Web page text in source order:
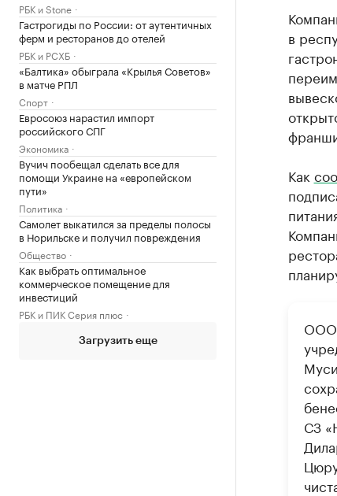
РБК и Stone
Гастрогиды по России: от аутентичных
ферм и ресторанов до отелей
РБК и РСХБ
«Балтика» обыграла «Крылья Советов»
в матче РПЛ
Спорт
Евросоюз нарастил импорт
российского СПГ
Экономика
Вучич пообещал сделать все для
помощи Украине на «европейском
пути»
Политика
Самолет выкатился за пределы полосы
в Норильске и получил повреждения
Общество
Как выбрать оптимальное
коммерческое помещение для
инвестиций
РБК и ПИК Серия плюс
Загрузить еще
в
Как
ООО
СЗ